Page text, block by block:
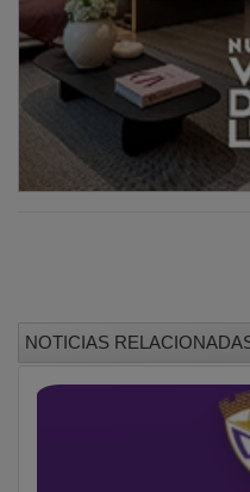
Comunicado del
Deportivo